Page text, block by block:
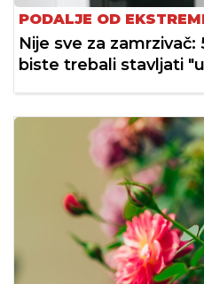
PODALJE OD
Nije sve za
biste trebali stavljati